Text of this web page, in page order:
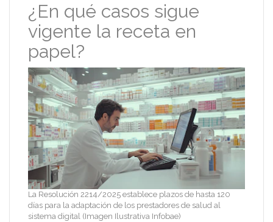
¿En qué casos sigue
vigente la receta en
papel?
La Resolución 2214/2025 establece plazos de hasta 120
días para la adaptación de los prestadores de salud al
sistema digital (Imagen Ilustrativa Infobae)